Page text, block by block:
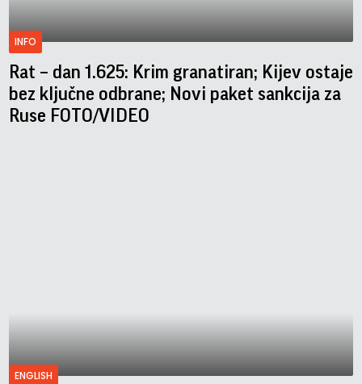
INFO
Rat – dan 1.625: Krim granatiran; Kijev ostaje
bez ključne odbrane; Novi paket sankcija za
Ruse FOTO/VIDEO
ENGLISH